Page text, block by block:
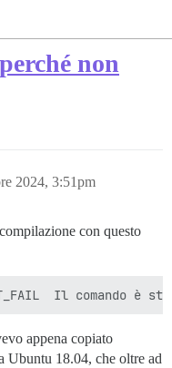
non
2024, 3:51pm
con questo
appena copiato
Ubuntu 18.04, che oltre ad